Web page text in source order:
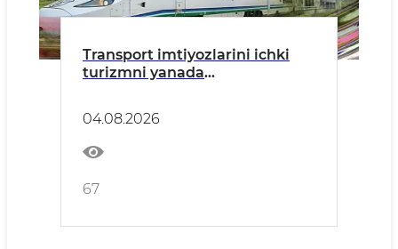
Transport imtiyozlarini ichki
turizmni yanada
04.08.2026
67